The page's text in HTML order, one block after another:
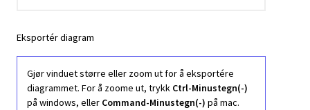
Eksportér diagram
Gjør vinduet større eller zoom ut for å eksportére
diagrammet. For å zoome ut, trykk Ctrl-Minustegn(-)
på windows, eller Command-Minustegn(-) på mac.